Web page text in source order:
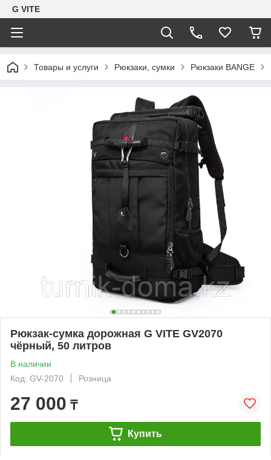
G VITE
Товары и услуги Рюкзаки, сумки Рюкзаки BANGE
Рюкзак-сумка дорожная G VITE GV2070
чёрный, 50 литров
В наличии
Код: GV-2070
Розница
27 000 ₸
Купить